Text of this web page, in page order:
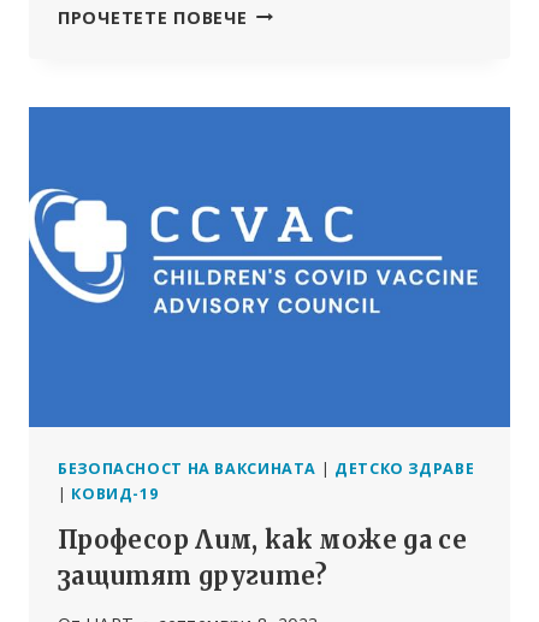
ПРОЧЕТЕТЕ ПОВЕЧЕ НЕРЕДАКТИРАНО:
БЕЗОПАСНОСТ НА ВАКСИНАТА | ДЕТСКО ЗДРАВЕ
| КОВИД-19
Професор Лим, как може да се
защитят другите?